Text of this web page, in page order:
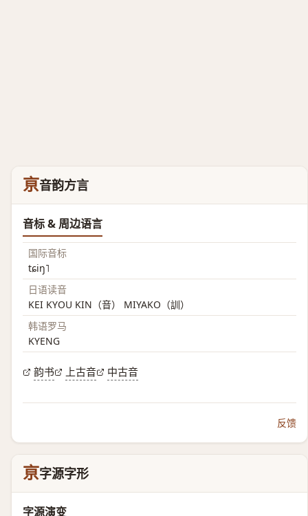
亰音韵方言
音标 & 周边语言
国际音标
tɕiŋ˥
日语读音
KEI KYOU KIN（音） MIYAKO（訓）
韩语罗马
KYENG
韵书 上古音 中古音
反馈
亰字源字形
字源演变